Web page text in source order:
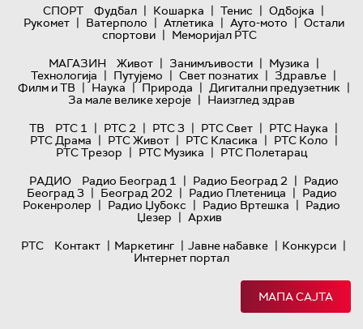
СПОРТ
Фудбал | Кошарка | Тенис | Одбојка |
Рукомет | Ватерполо | Атлетика | Ауто-мото | Остали
спортови | Меморијал РТС
МАГАЗИН
Живот | Занимљивости | Музика |
Технологијa | Путујемо | Свет познатих | Здравље |
Филм и ТВ | Наука | Природа | Дигитални предузетник |
За мале велике хероје | Наизглед здрав
ТВ
РТС 1 | РТС 2 | РТС 3 | РТС Свет | РТС Наука |
РТС Драма | РТС Живот | РТС Класика | РТС Коло |
РТС Трезор | РТС Музика | РТС Полетарац
РАДИО
Радио Београд 1 | Радио Београд 2 | Радио
Београд 3 | Београд 202 | Радио Плетеница | Радио
Рокенролер | Радио Џубокс | Радио Вртешка | Радио
Џезер | Архив
РТС
Контакт | Маркетинг | Јавне набавке | Конкурси |
Интернет портал
МАПА САЈТА